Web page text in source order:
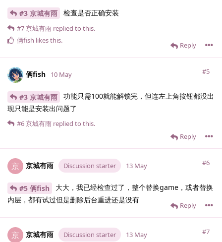
#3 京城有雨 检查是否正确安装
Reply
#7京城有雨 replied to this.
俩fish likes this.
俩fish #5
10 May
#3 京城有雨
功能只需100就能解锁完，但连左上角按钮都没出
现只能是安装出问题了
Reply
#6京城有雨 replied to this.
京 京城有雨 Discussion starter #6
13 May
#5 俩fish
大大，我已经检查过了，整个替换game，或者替换
内层，都有试过但是删除后台重进还是没有
Reply
京 京城有雨 Discussion starter #7
13 May